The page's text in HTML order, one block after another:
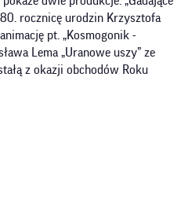
rocznicę urodzin Krzysztofa
pt. „Kosmogonik -
Lema „Uranowe uszy” ze
z okazji obchodów Roku